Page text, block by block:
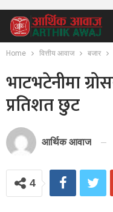
Home वित्तीय आवाज बजार
भाटभटेनीमा
प्रतिशत छुट
आर्थिक आवाज
4